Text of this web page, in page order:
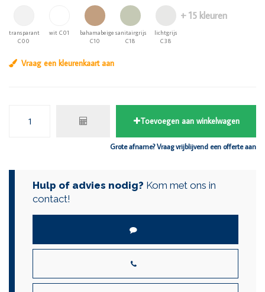
transparant
C00
wit C01
bahamabeige
C10
sanitairgrijs
C18
lichtgrijs
C38
+ 15 kleuren
Vraag een kleurenkaart aan
Toevoegen aan winkelwagen
Grote afname? Vraag vrijblijvend een offerte aan
Hulp of advies nodig? Kom met ons in
contact!